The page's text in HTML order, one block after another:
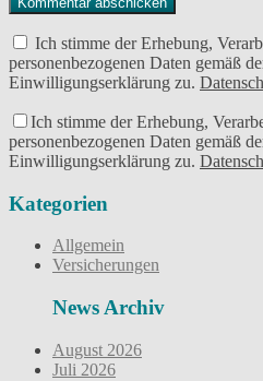
Ich stimme der Erhebung,
personenbezogenen Daten gemäß
Einwilligungserklärung zu.
Ich stimme der Erhebung,
personenbezogenen Daten gemäß
Einwilligungserklärung zu.
Kategorien
Allgemein
Versicherungen
News Archiv
August 2026
Juli 2026